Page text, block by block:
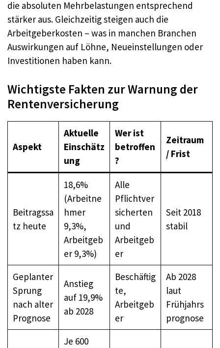
die absoluten Mehrbelastungen entsprechend
stärker aus. Gleichzeitig steigen auch die
Arbeitgeberkosten – was in manchen Branchen
Auswirkungen auf Löhne, Neueinstellungen oder
Investitionen haben kann.
Wichtigste Fakten zur Warnung der
Rentenversicherung
Aspekt
Aktuelle
Einschätz
ung
Wer ist
betroffen
?
Zeitraum
/ Frist
Beitragssa
tz heute
18,6%
(Arbeitne
hmer
9,3%,
Arbeitgeb
er 9,3%)
Alle
Pflichtver
sicherten
und
Arbeitgeb
er
Seit 2018
stabil
Geplanter
Sprung
nach alter
Prognose
Anstieg
auf 19,9%
ab 2028
Beschäftig
te,
Arbeitgeb
er
Ab 2028
laut
Frühjahrs
prognose
Je 600